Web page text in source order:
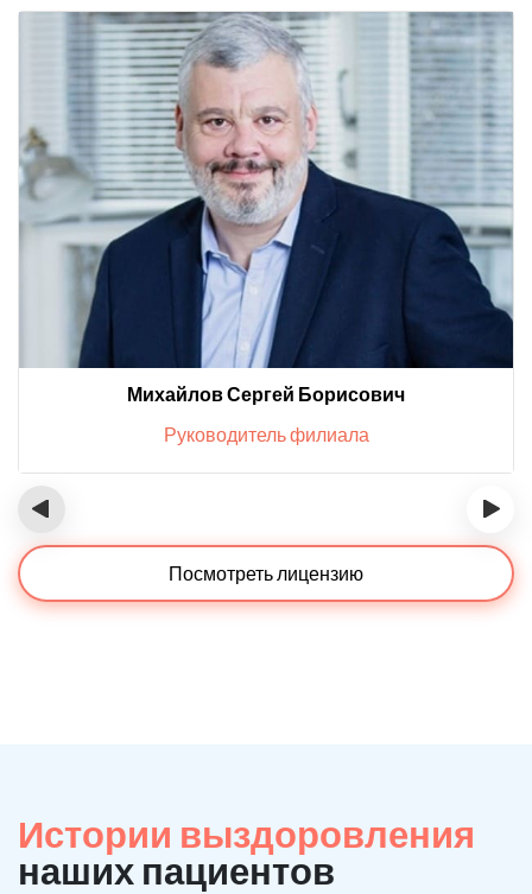
Михайлов Сергей Борисович
Руководитель филиала
‹ ›
Посмотреть лицензию
Истории выздоровления
наших пациентов